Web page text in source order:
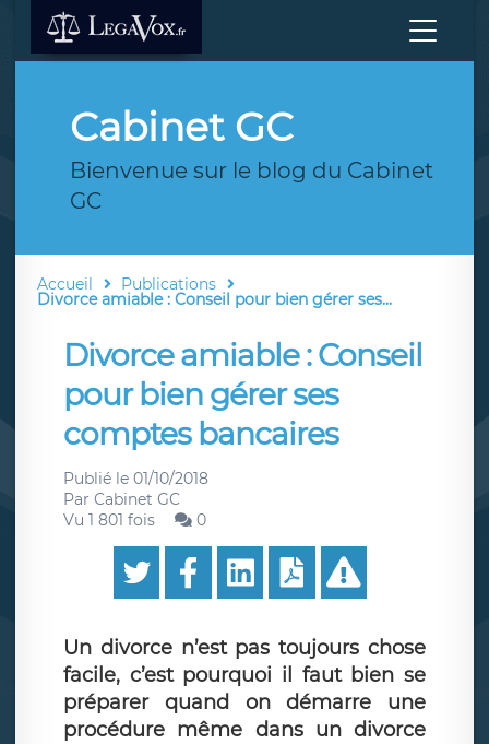
Cabinet GC
Bienvenue sur le blog du Cabinet
GC
Accueil Publications
Divorce amiable : Conseil pour bien gérer ses...
Divorce amiable : Conseil
pour bien gérer ses
comptes bancaires
Publié le 01/10/2018
Par Cabinet GC
Vu 1 801 fois
0
Un divorce n’est pas toujours chose
facile, c’est pourquoi il faut bien se
préparer quand on démarre une
procédure même dans un divorce